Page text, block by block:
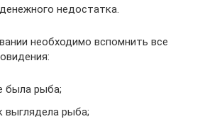
недостатка.
необходимо вспомнить все
была рыба;
выглядела рыба;